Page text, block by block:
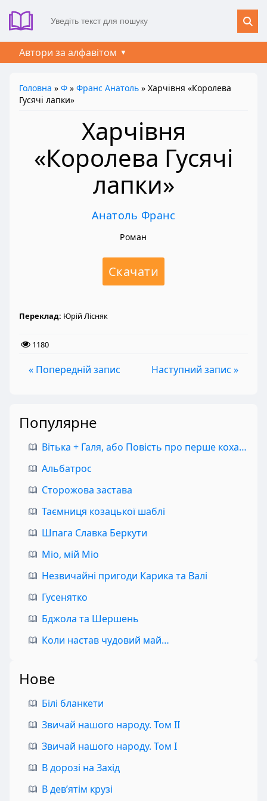
Автори за алфавітом
Головна » Ф » Франс Анатоль » Харчівня «Королева
Гусячі лапки»
Харчівня
«Королева Гусячі
лапки»
Анатоль Франс
Роман
Скачати
Переклад: Юрій Лісняк
1180
« Попередній запис Наступний запис »
Популярне
Вітька + Галя, або Повість про перше кохання
Альбатрос
Сторожова застава
Таємниця козацької шаблі
Шпага Славка Беркути
Міо, мій Міо
Незвичайні пригоди Карика та Валі
Гусенятко
Бджола та Шершень
Коли настав чудовий май…
Нове
Білі бланкети
Звичай нашого народу. Том II
Звичай нашого народу. Том I
В дорозі на Захід
В дев’ятім крузі